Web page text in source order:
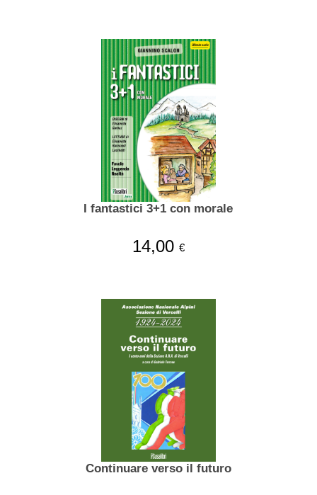
I fantastici 3+1 con morale
14,00 €
Continuare verso il futuro